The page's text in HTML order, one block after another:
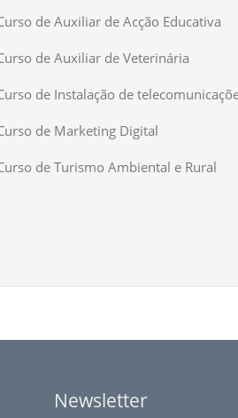
de Auxiliar de Acção Educativa
de Auxiliar de Veterinária
de Instalação de
de Marketing Digital
de Turismo Ambiental e Rural
Newsletter